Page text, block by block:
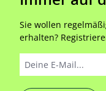
Sie wollen
erhalten?